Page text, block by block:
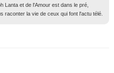
Lanta et de l'Amour est dans le pré,
raconter la vie de ceux qui font l'actu télé.